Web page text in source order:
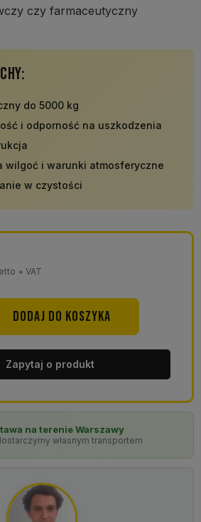
czy farmaceutyczny
do 5000 kg
i odporność na uszkodzenia
wilgoć i warunki atmosferyczne
w czystości
+ VAT
DODAJ DO KOSZYKA
Zapytaj o produkt
na terenie Warszawy
własnym transportem